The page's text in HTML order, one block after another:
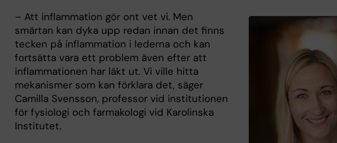
– Att inflammation gör ont vet vi. Men
smärtan kan dyka upp redan innan det finns
tecken på inflammation i lederna och kan
fortsätta vara ett problem även efter att
inflammationen har läkt ut. Vi ville hitta
mekanismer som kan förklara det, säger
Camilla Svensson, professor vid institutionen
för fysiologi och farmakologi vid Karolinska
Institutet.